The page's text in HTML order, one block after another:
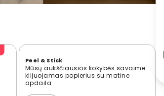
Peel & Stick
Mūsų aukščiausios kokybės savaime
klijuojamas popierius su matine
apdaila